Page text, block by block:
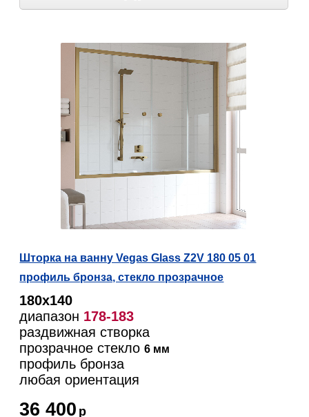
Шторка на ванну Vegas Glass Z2V 180 05 01
профиль бронза, стекло прозрачное
180х140
диапазон 178-183
раздвижная створка
прозрачное стекло6 мм
профиль бронза
любая ориентация
36 400 р